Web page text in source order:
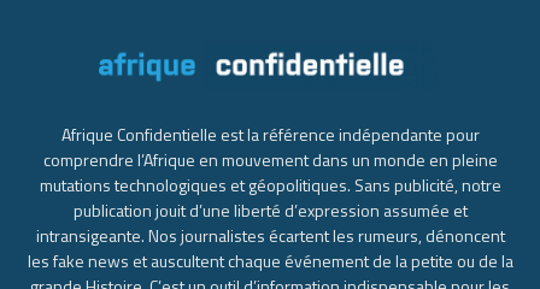
Afrique Confidentielle est la référence indépendante pour
comprendre l’Afrique en mouvement dans un monde en pleine
mutations technologiques et géopolitiques. Sans publicité, notre
publication jouit d’une liberté d’expression assumée et
intransigeante. Nos journalistes écartent les rumeurs, dénoncent
les fake news et auscultent chaque événement de la petite ou de la